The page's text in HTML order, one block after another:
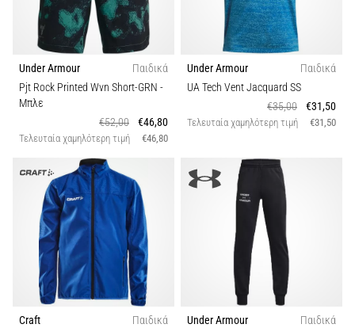
Under Armour
Παιδικά
Pjt Rock Printed Wvn Short-GRN -
Μπλε
€52,00
€46,80
Τελευταία χαμηλότερη τιμή €46,80
Under Armour
Παιδικά
UA Tech Vent Jacquard SS
€35,00
€31,50
Τελευταία χαμηλότερη τιμή €31,50
Craft
Παιδικά
Under Armour
Παιδικά